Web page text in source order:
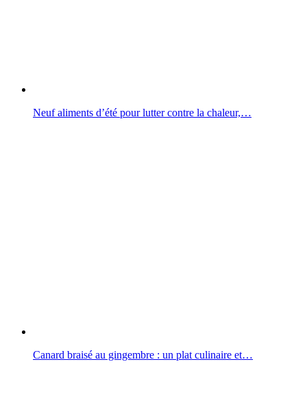
Neuf aliments d’été pour lutter contre la chaleur,…
Canard braisé au gingembre : un plat culinaire et…